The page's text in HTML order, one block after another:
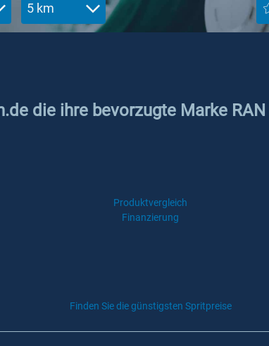
5 km
die ihre bevorzugte Marke
Produktvergleich
Finanzierung
Finden Sie die günstigsten Spritpreise